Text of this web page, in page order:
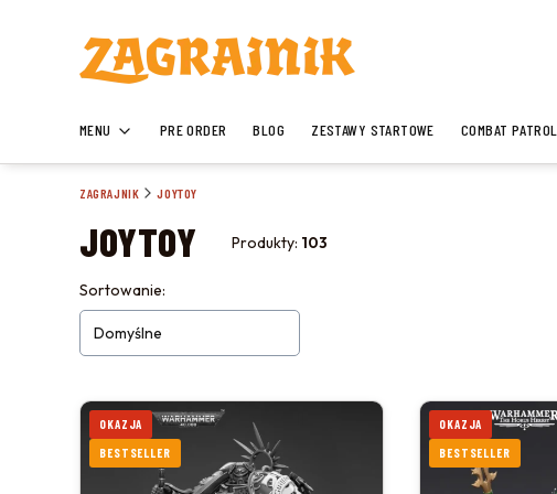
MENU PRE ORDER BLOG ZESTAWY STARTOWE COMBAT PATROL
ZAGRAJNIK JOYTOY
JOYTOY Produkty: 103
LISTA PRODUKTÓW
Sortowanie:
Domyślne
OKAZJA
BESTSELLER
OKAZJA
BESTSELLER